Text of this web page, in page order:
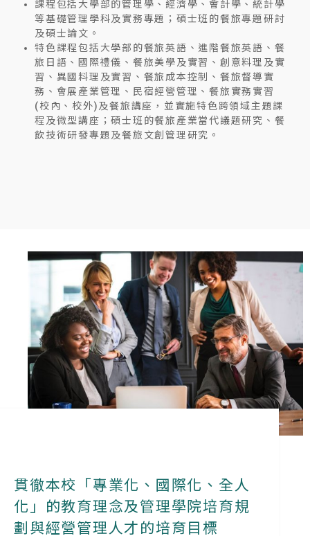
課程包括大學部的管理學、經濟學、會計學、統計學
等基礎管理學科及實務專題；碩士班的餐旅專題研討
及碩士論文。
特色課程包括大學部的餐旅英語、進階餐旅英語、餐
旅日語、國際禮儀、餐旅美學及實習、創意料理及實
習、異國料理及實習、餐旅成本控制、餐旅督導實
務、會展產業管理、民宿經營管理、餐旅實務實習
(校內、校外)及餐旅講座，並實施特色跨領域主題課
程及微型講座；碩士班的餐旅產業當代議題研究、餐
飲技術研發專題及餐旅文創管理研究。
貫徹本校「專業化、國際化、全人
化」的教育理念及管理學院培育規
劃與經營管理人才的培育目標